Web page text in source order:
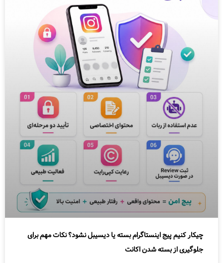
چیکار کنیم پیج اینستاگرام بسته یا دیسیبل نشود؟ نکات مهم برای
جلوگیری از بسته شدن اکانت